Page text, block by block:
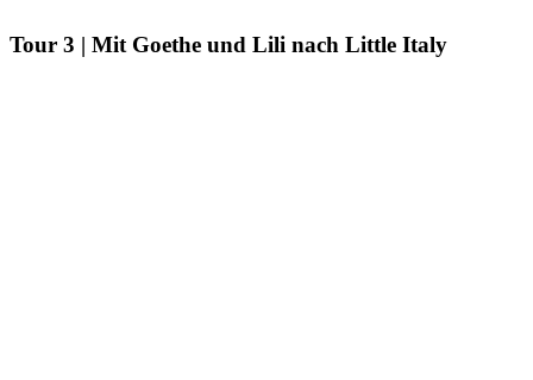
Tour 3 | Mit Goethe und Lili nach Little Italy